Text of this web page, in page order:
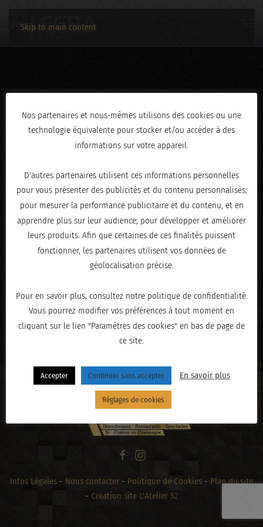
Skip to main content
3C2A2811
ÉCRIT LEFÉVRIER 19, 2026
« PRÉCÉDENT
Infos Légales - Nous contacter - Politique de Cookies - Plan du site
- Création site L'Atelier 52
Nos partenaires et nous-mêmes utilisons des cookies ou une
technologie équivalente pour stocker et/ou accéder à des
informations sur votre appareil.
D'autres partenaires utilisent ces informations personnelles
pour vous présenter des publicités et du contenu personnalisés;
pour mesurer la performance publicitaire et du contenu, et en
apprendre plus sur leur audience; pour développer et améliorer
leurs produits. Afin que certaines de ces finalités puissent
fonctionner, les partenaires utilisent vos données de
géolocalisation précise.
Pour en savoir plus, consultez notre politique de confidentialité.
Vous pourrez modifier vos préférences à tout moment en
cliquant sur le lien "Paramètres des cookies" en bas de page de
ce site.
Accepter Continuer sans accepter En savoir plus
Réglages de cookies